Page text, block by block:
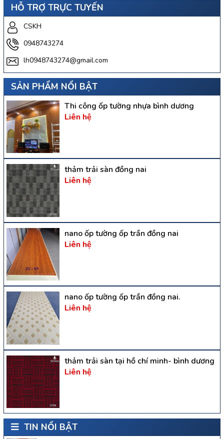
HỖ TRỢ TRỰC TUYẾN
CSKH
0948743274
lh0948743274@gmail.com
SẢN PHẨM NỔI BẬT
Thi công ốp tường nhựa bình dương
Liên hệ
thảm trải sàn đồng nai
Liên hệ
nano ốp tường ốp trần đồng nai
Liên hệ
nano ốp tường ốp trần đồng nai.
Liên hệ
thảm trải sàn tại hồ chí minh- bình dương
Liên hệ
TIN NỔI BẬT